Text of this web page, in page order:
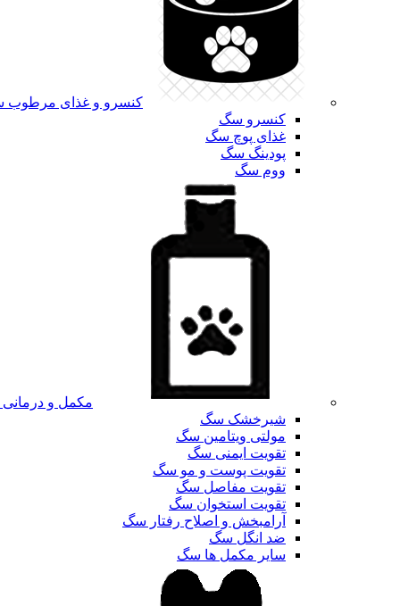
کنسرو و غذای
کنسرو سگ
غذای پوچ سگ
پودینگ سگ
ووم سگ
مکمل و
شیرخشک سگ
مولتی ویتامین سگ
تقویت ایمنی سگ
تقویت پوست و مو سگ
تقویت مفاصل سگ
تقویت استخوان سگ
آرامبخش و اصلاح رفتار سگ
ضد انگل سگ
سایر مکمل ها سگ